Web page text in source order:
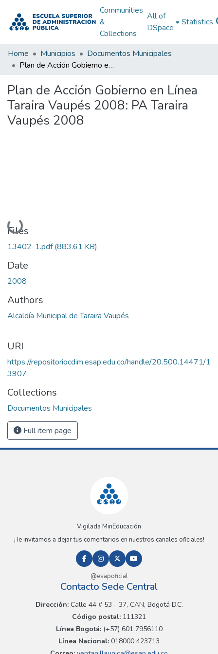
Communities
&
Collections
All of
DSpace
Statistics
Home Municipios
Documentos Municipales
Plan de Acción Gobierno en Línea Taraira Vaupés 2008: PA Taraira Vaupés 2008
Plan de Acción Gobierno en Línea
Taraira Vaupés 2008: PA Taraira
Vaupés 2008
Loading...
Files
13402-1.pdf(883.61 KB)
Date
2008
Authors
Alcaldía Municipal de Taraira Vaupés
URI
https://repositoriocdim.esap.edu.co/handle/20.500.14471/1
3907
Collections
Documentos Municipales
Full item page
Vigilada MinEducación
¡Te invitamos a dejar tus comentarios en nuestros canales oficiales!
@esapoficial
Contacto Sede Central
Dirección:Calle 44 # 53 - 37, CAN, Bogotá D.C.
Código postal: 111321
Línea Bogotá:(+57) 601 7956110
Línea Nacional: 018000 423713